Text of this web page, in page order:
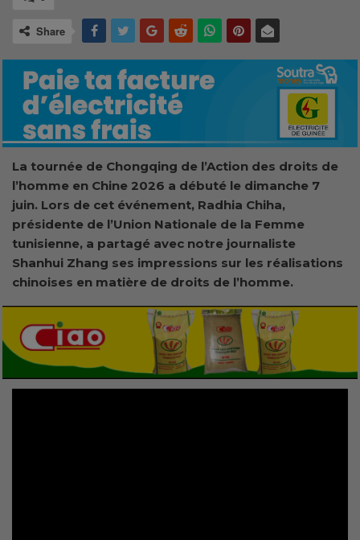
Share
La tournée de Chongqing de l’Action des droits de
l’homme en Chine 2026 a débuté le dimanche 7
juin. Lors de cet événement, Radhia Chiha,
présidente de l’Union Nationale de la Femme
tunisienne, a partagé avec notre journaliste
Shanhui Zhang ses impressions sur les réalisations
chinoises en matière de droits de l’homme.